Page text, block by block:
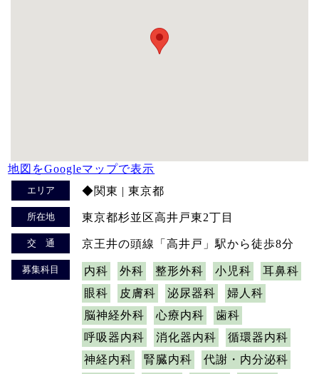
地図をGoogleマップで表示
エリア ◆関東 | 東京都
所在地 東京都杉並区高井戸東2丁目
交 通 京王井の頭線「高井戸」駅から徒歩8分
募集科目 内科 外科 整形外科 小児科
耳鼻科
眼科
皮膚科 泌尿器科
婦人科
脳神経外科
心療内科
歯科
呼吸器内科
消化器内科
循環器内科
神経内科
腎臓内科
代謝・内分泌科